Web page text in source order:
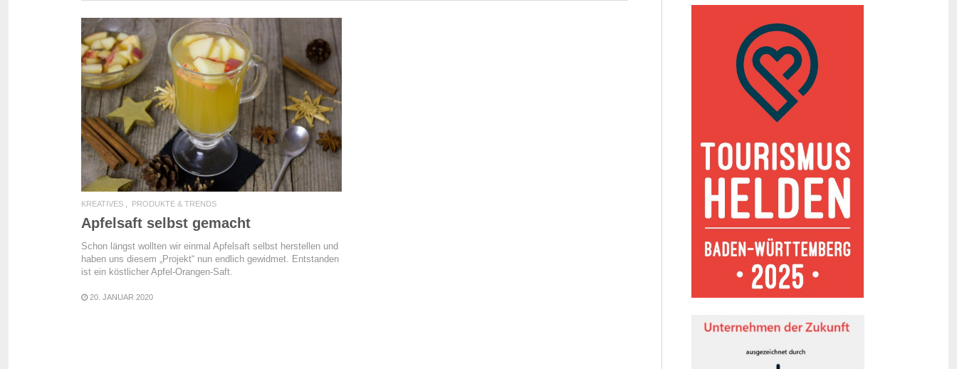
READ MORE
KREATIVES PRODUKTE & TRENDS
Apfelsaft selbst gemacht
Schon längst wollten wir einmal Apfelsaft selbst herstellen und
haben uns diesem „Projekt“ nun endlich gewidmet. Entstanden
ist ein köstlicher Apfel-Orangen-Saft.
20. JANUAR 2020